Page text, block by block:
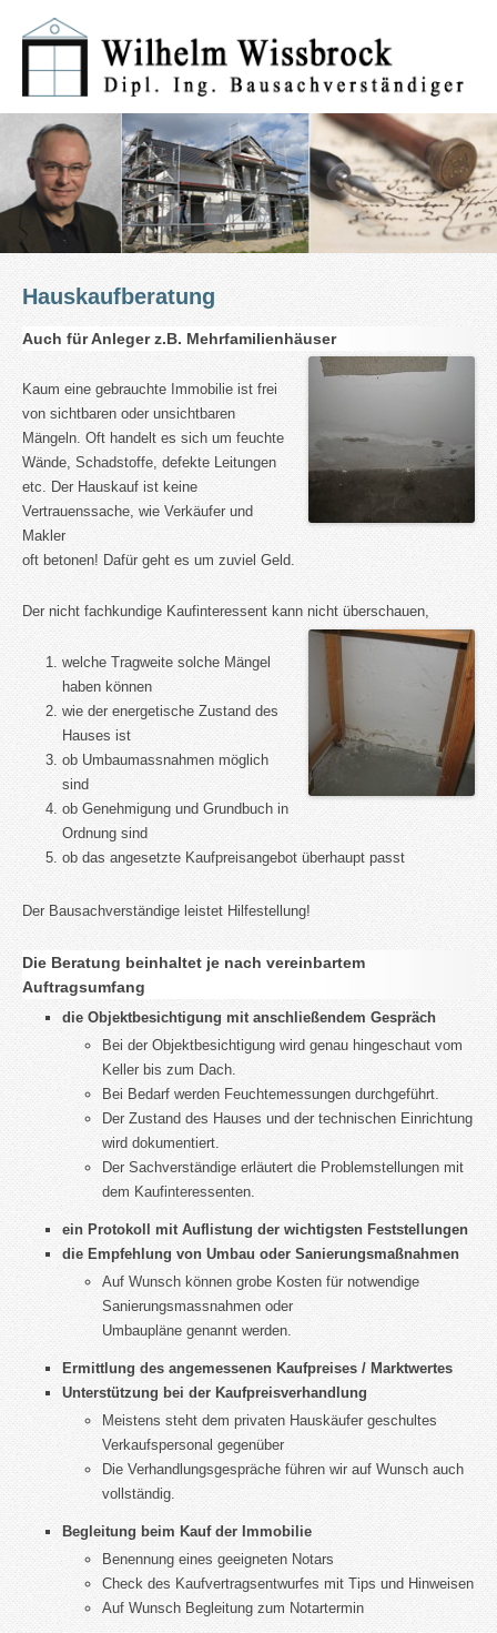
Hauskaufberatung
Auch für Anleger z.B. Mehrfamilienhäuser
Kaum eine gebrauchte Immobilie ist frei
von sichtbaren oder unsichtbaren
Mängeln. Oft handelt es sich um feuchte
Wände, Schadstoffe, defekte Leitungen
etc. Der Hauskauf ist keine
Vertrauenssache, wie Verkäufer und
Makler
oft betonen! Dafür geht es um zuviel Geld.
Der nicht fachkundige Kaufinteressent kann nicht überschauen,
welche Tragweite solche Mängel
haben können
wie der energetische Zustand des
Hauses ist
ob Umbaumassnahmen möglich
sind
ob Genehmigung und Grundbuch in
Ordnung sind
ob das angesetzte Kaufpreisangebot überhaupt passt
Der Bausachverständige leistet Hilfestellung!
Die Beratung beinhaltet je nach vereinbartem
Auftragsumfang
die Objektbesichtigung mit anschließendem Gespräch
Bei der Objektbesichtigung wird genau hingeschaut vom
Keller bis zum Dach.
Bei Bedarf werden Feuchtemessungen durchgeführt.
Der Zustand des Hauses und der technischen Einrichtung
wird dokumentiert.
Der Sachverständige erläutert die Problemstellungen mit
dem Kaufinteressenten.
ein Protokoll mit Auflistung der wichtigsten Feststellungen
die Empfehlung von Umbau oder Sanierungsmaßnahmen
Auf Wunsch können grobe Kosten für notwendige
Sanierungsmassnahmen oder
Umbaupläne genannt werden.
Ermittlung des angemessenen Kaufpreises / Marktwertes
Unterstützung bei der Kaufpreisverhandlung
Meistens steht dem privaten Hauskäufer geschultes
Verkaufspersonal gegenüber
Die Verhandlungsgespräche führen wir auf Wunsch auch
vollständig.
Begleitung beim Kauf der Immobilie
Benennung eines geeigneten Notars
Check des Kaufvertragsentwurfes mit Tips und Hinweisen
Auf Wunsch Begleitung zum Notartermin